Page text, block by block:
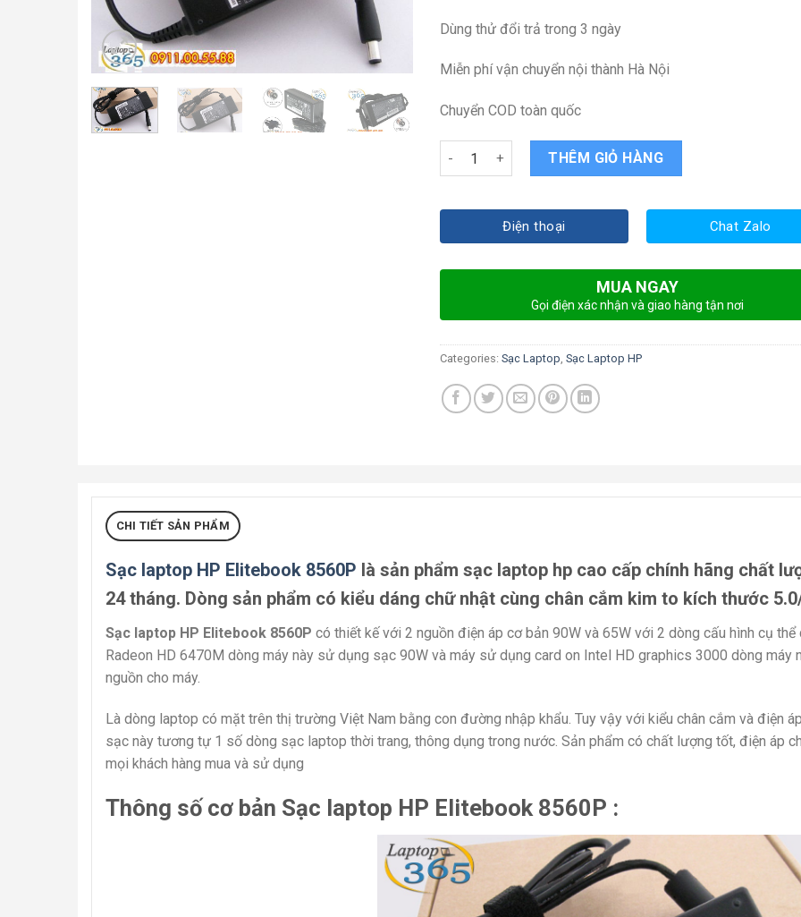
Dùng thử đổi trả trong 3 ngày
Miễn phí vận chuyển nội thành Hà Nội
Chuyển COD toàn quốc
Sạc laptop HP Elitebook 8560P quantity
THÊM GIỎ HÀNG
Điện thoại Chat Zalo
MUA NGAY
Gọi điện xác nhận và giao hàng tận nơi
Categories: Sạc Laptop, Sạc Laptop HP
CHI TIẾT SẢN PHẨM
Sạc laptop HP Elitebook 8560P là sản phẩm sạc laptop hp cao cấp chính hãng chất
24 tháng. Dòng sản phẩm có kiểu dáng chữ nhật cùng chân cắm kim to kích thước
Sạc laptop HP Elitebook 8560P có thiết kế với 2 nguồn điện áp cơ bản 90W và 65W với 2 dòng cấu hình cụ
Radeon HD 6470M dòng máy này sử dụng sạc 90W và máy sử dụng card on Intel HD graphics 3000 dòng
nguồn cho máy.
Là dòng laptop có mặt trên thị trường Việt Nam bằng con đường nhập khẩu. Tuy vậy với kiểu chân cắm và điện
sạc này tương tự 1 số dòng sạc laptop thời trang, thông dụng trong nước. Sản phẩm có chất lượng tốt, điện áp
mọi khách hàng mua và sử dụng
Thông số cơ bản Sạc laptop HP Elitebook 8560P :